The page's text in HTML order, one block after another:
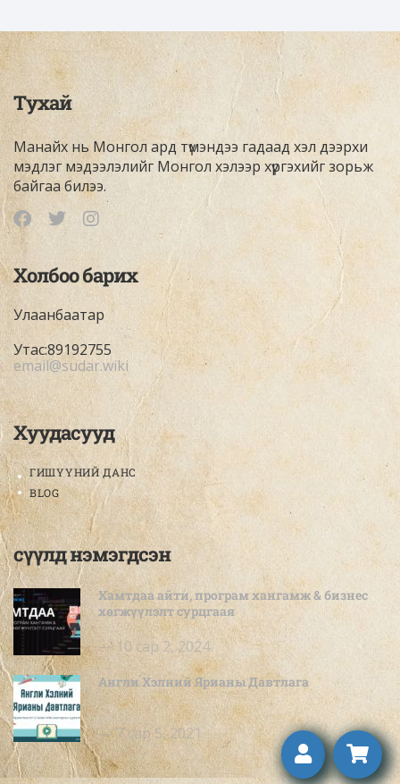
Тухай
Манайх нь Монгол ард түмэндээ гадаад хэл дээрхи
мэдлэг мэдээлэлийг Монгол хэлээр хүргэхийг зорьж
байгаа билээ.
Холбоо барих
Улаанбаатар
Утас:89192755
email@sudar.wiki
Хуудасууд
ГИШҮҮНИЙ ДАНС
BLOG
сүүлд нэмэгдсэн
Хамтдаа айти, програм хангамж & бизнес
хөгжүүлэлт сурцгаая
10 сар 2, 2024
Англи Хэлний Ярианы Давтлага
7 сар 5, 2021